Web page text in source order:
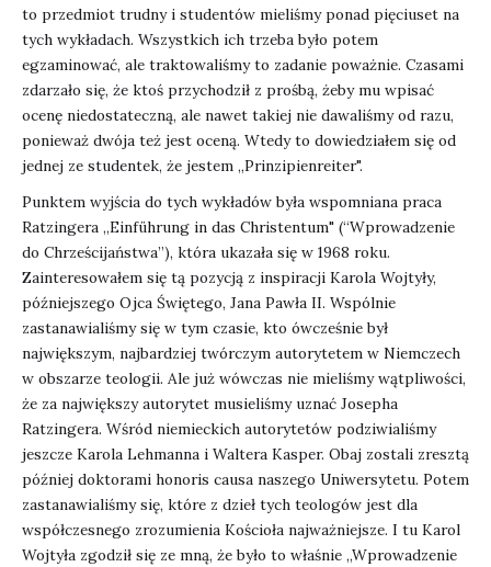
to przedmiot trudny i studentów mieliśmy ponad pięciuset na
tych wykładach. Wszystkich ich trzeba było potem
egzaminować, ale traktowaliśmy to zadanie poważnie. Czasami
zdarzało się, że ktoś przychodził z prośbą, żeby mu wpisać
ocenę niedostateczną, ale nawet takiej nie dawaliśmy od razu,
ponieważ dwója też jest oceną. Wtedy to dowiedziałem się od
jednej ze studentek, że jestem „Prinzipienreiter".
Punktem wyjścia do tych wykładów była wspomniana praca
Ratzingera „Einführung in das Christentum" (“Wprowadzenie
do Chrześcijaństwa”), która ukazała się w 1968 roku.
Zainteresowałem się tą pozycją z inspiracji Karola Wojtyły,
późniejszego Ojca Świętego, Jana Pawła II. Wspólnie
zastanawialiśmy się w tym czasie, kto ówcześnie był
największym, najbardziej twórczym autorytetem w Niemczech
w obszarze teologii. Ale już wówczas nie mieliśmy wątpliwości,
że za największy autorytet musieliśmy uznać Josepha
Ratzingera. Wśród niemieckich autorytetów podziwialiśmy
jeszcze Karola Lehmanna i Waltera Kasper. Obaj zostali zresztą
później doktorami honoris causa naszego Uniwersytetu. Potem
zastanawialiśmy się, które z dzieł tych teologów jest dla
współczesnego zrozumienia Kościoła najważniejsze. I tu Karol
Wojtyła zgodził się ze mną, że było to właśnie „Wprowadzenie